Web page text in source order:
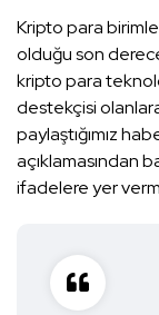
Kripto para
olduğu son
kripto para
destekçisi
paylaştığımız
açıklamasından
ifadelere yer